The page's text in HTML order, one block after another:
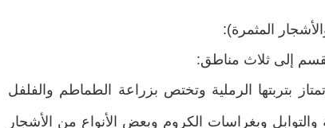
المثمرة):
بتربتها الرملية وتختص بزراعة الطماطم والفلفل
والتوابل وبغراسات الكروم وبعض الأنواع من الأشجار